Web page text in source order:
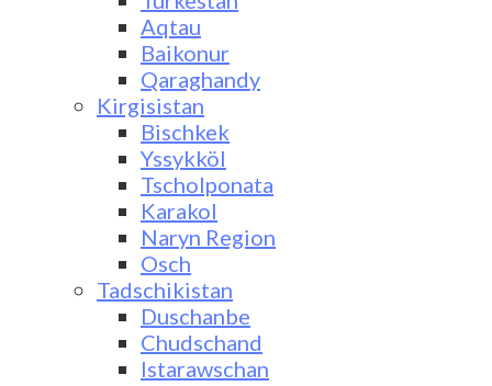
Aqtau
Baikonur
Qaraghandy
Kirgisistan
Bischkek
Yssykköl
Tscholponata
Karakol
Naryn Region
Osch
Tadschikistan
Duschanbe
Chudschand
Istarawschan